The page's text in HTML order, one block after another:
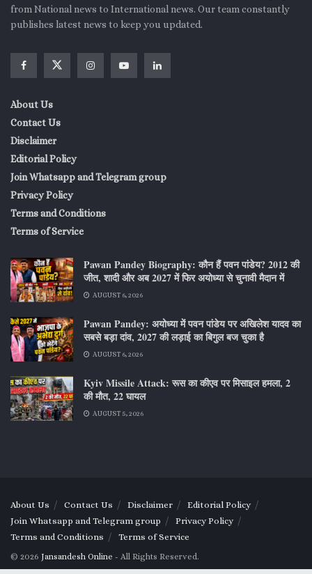
from National news to International news. Our team constantly
publishes latest news to keep you updated.
About Us
Contact Us
Disclaimer
Editorial Policy
Join Whatsapp and Telegram group
Privacy Policy
Terms and Conditions
Terms of Service
Pawan Pandey Biography: कौन हैं पवन पांडेय? 2012 की
जीत, शादी और अब 2027 में फिर अयोध्या से चुनावी मैदान में
AUGUST 6, 2026
Pawan Pandey: अयोध्या में पवन पांडेय पर अखिलेश यादव का
सबसे बड़ा दांव, 2027 की लड़ाई का बिगुल बज चुका है
AUGUST 6, 2026
Kyiv Missile Attack: रूस का कीएव पर मिसाइल हमला, 2
की मौत, 22 घायल
AUGUST 5, 2026
About Us Contact Us Disclaimer
Editorial Policy
Join Whatsapp and Telegram group
Privacy Policy
Terms and Conditions
Terms of Service
© 2026 Jansandesh Online - All Rights Reserved.